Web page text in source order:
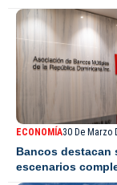
ECONOMÍA30 De Marzo
Bancos destacan
escenarios